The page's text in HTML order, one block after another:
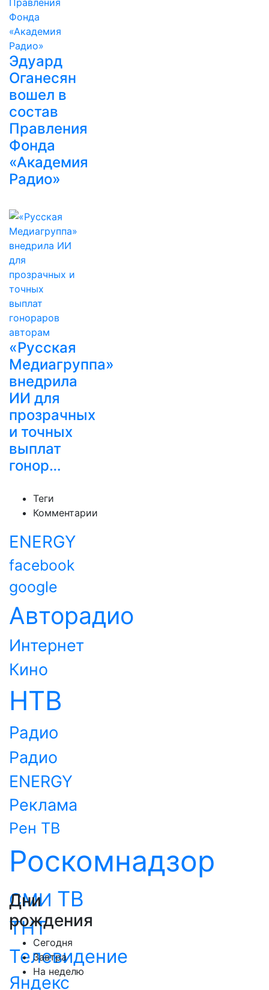
Эдуард
Оганесян
вошел в
состав
Правления
Фонда
«Академия
Радио»
«Русская
Медиагруппа»
внедрила
ИИ для
прозрачных
и точных
выплат
гонор…
Теги
Комментарии
ENERGY
facebook
google
Авторадио
Интернет
Кино
НТВ
Радио
Радио
ENERGY
Реклама
Рен ТВ
Роскомнадзор
СМИ ТВ
ТНТ
Телевидение
Яндекс
Дни
рождения
Сегодня
Завтра
На неделю